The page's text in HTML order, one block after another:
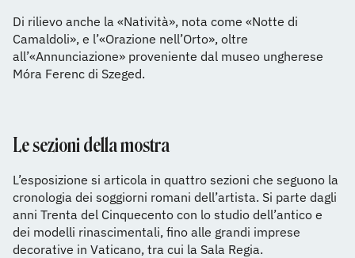
Di rilievo anche la «Natività», nota come «Notte di
Camaldoli», e l’«Orazione nell’Orto», oltre
all’«Annunciazione» proveniente dal museo ungherese
Móra Ferenc di Szeged.
Le sezioni della mostra
L’esposizione si articola in quattro sezioni che seguono la
cronologia dei soggiorni romani dell’artista. Si parte dagli
anni Trenta del Cinquecento con lo studio dell’antico e
dei modelli rinascimentali, fino alle grandi imprese
decorative in Vaticano, tra cui la Sala Regia.